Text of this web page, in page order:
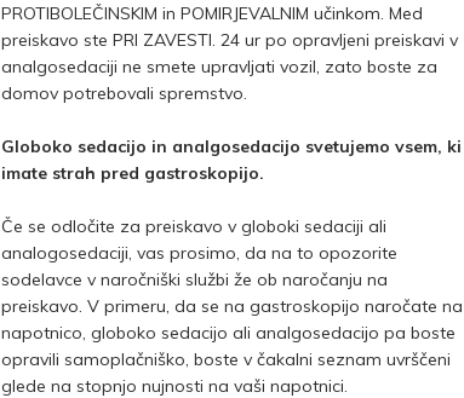
PROTIBOLEČINSKIM in POMIRJEVALNIM učinkom. Med
preiskavo ste PRI ZAVESTI. 24 ur po opravljeni preiskavi v
analgosedaciji ne smete upravljati vozil, zato boste za
domov potrebovali spremstvo.
Globoko sedacijo in analgosedacijo svetujemo vsem, ki
imate strah pred gastroskopijo.
Če se odločite za preiskavo v globoki sedaciji ali
analogosedaciji, vas prosimo, da na to opozorite
sodelavce v naročniški službi že ob naročanju na
preiskavo. V primeru, da se na gastroskopijo naročate na
napotnico, globoko sedacijo ali analgosedacijo pa boste
opravili samoplačniško, boste v čakalni seznam uvrščeni
glede na stopnjo nujnosti na vaši napotnici.